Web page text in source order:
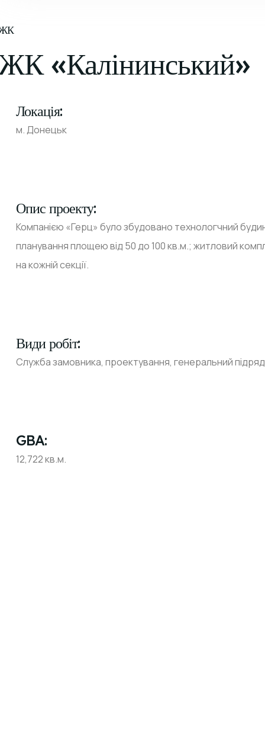
«Калінинський»
Локація:
м. Донецьк
Опис проекту:
Компанією «Герц» було збудовано технологчний
планування площею від 50 до 100 кв.м.; житловий
на кожній секції.
Види робіт:
Служба замовника, проектування, генеральний
GBA:
12,722 кв.м.